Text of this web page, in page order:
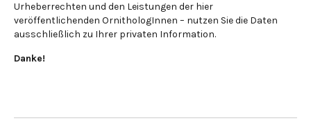
Urheberrechten und den Leistungen der hier
veröffentlichenden OrnithologInnen – nutzen Sie die Daten
ausschließlich zu Ihrer privaten Information.
Danke!